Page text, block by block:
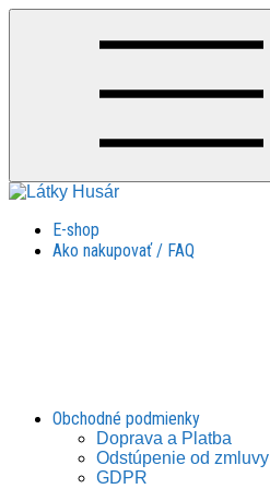
Skip
Látky Husár
Látky Husár
E-shop
Ako nakupovať / FAQ
Obchodné podmienky
Doprava a Platba
Odstúpenie od zmluvy
GDPR